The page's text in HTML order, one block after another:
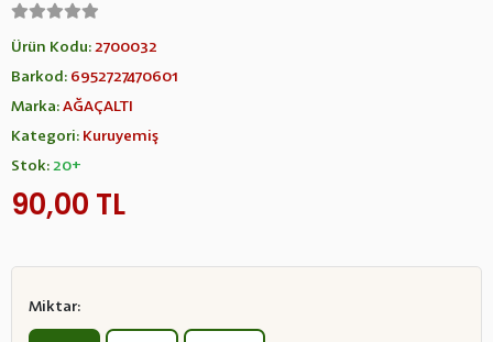
Ürün Kodu:2700032
Barkod: 6952727470601
Marka:AĞAÇALTI
Kategori: Kuruyemiş
Stok:20+
90,00 TL
Miktar: